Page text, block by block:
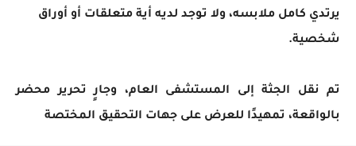
يرتدي كامل ملابسه، ولا توجد لديه أية متعلقات أو أوراق
شخصية.
تم نقل الجثة إلى المستشفى العام، وجارٍ تحرير محضر
بالواقعة، تمهيدًا للعرض على جهات التحقيق المختصة